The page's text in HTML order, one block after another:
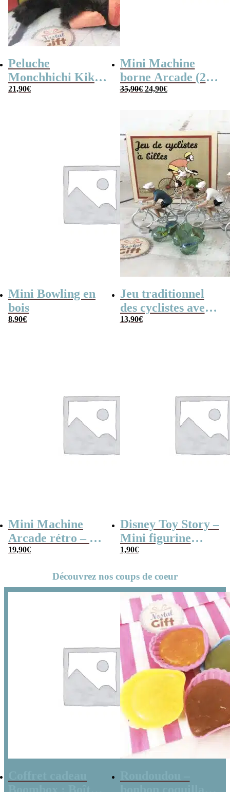
Peluche
Monchhichi Kiki
l’original (20 cm)
21,90€
Mini Machine
borne Arcade (240
jeux)
35,90€ Le
24,90€Le
24,90€.
Mini Bowling en
bois
8,90€
Jeu traditionnel
des cyclistes avec
billes – billes et
13,90€
Mini Machine
Arcade rétro – 26
jeux et 99 niveaux
19,90€
Disney Toy Story –
Mini figurine
mystère série B
1,90€
Découvrez nos coups de coeur